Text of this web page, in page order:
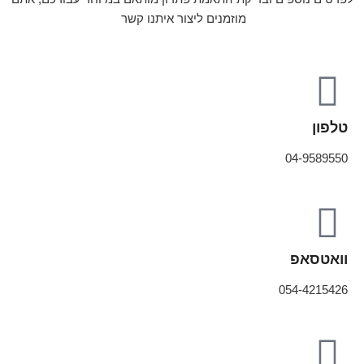
מוזמנים ליצור איתנו קשר
טלפון
04-9589550
וואטסאפ
054-4215426